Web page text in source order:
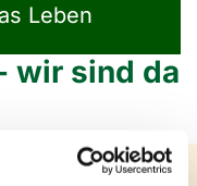
Leben
wir sind da
Scrabble oder